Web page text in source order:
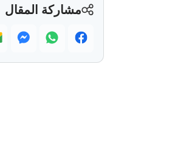
مشاركة المقال